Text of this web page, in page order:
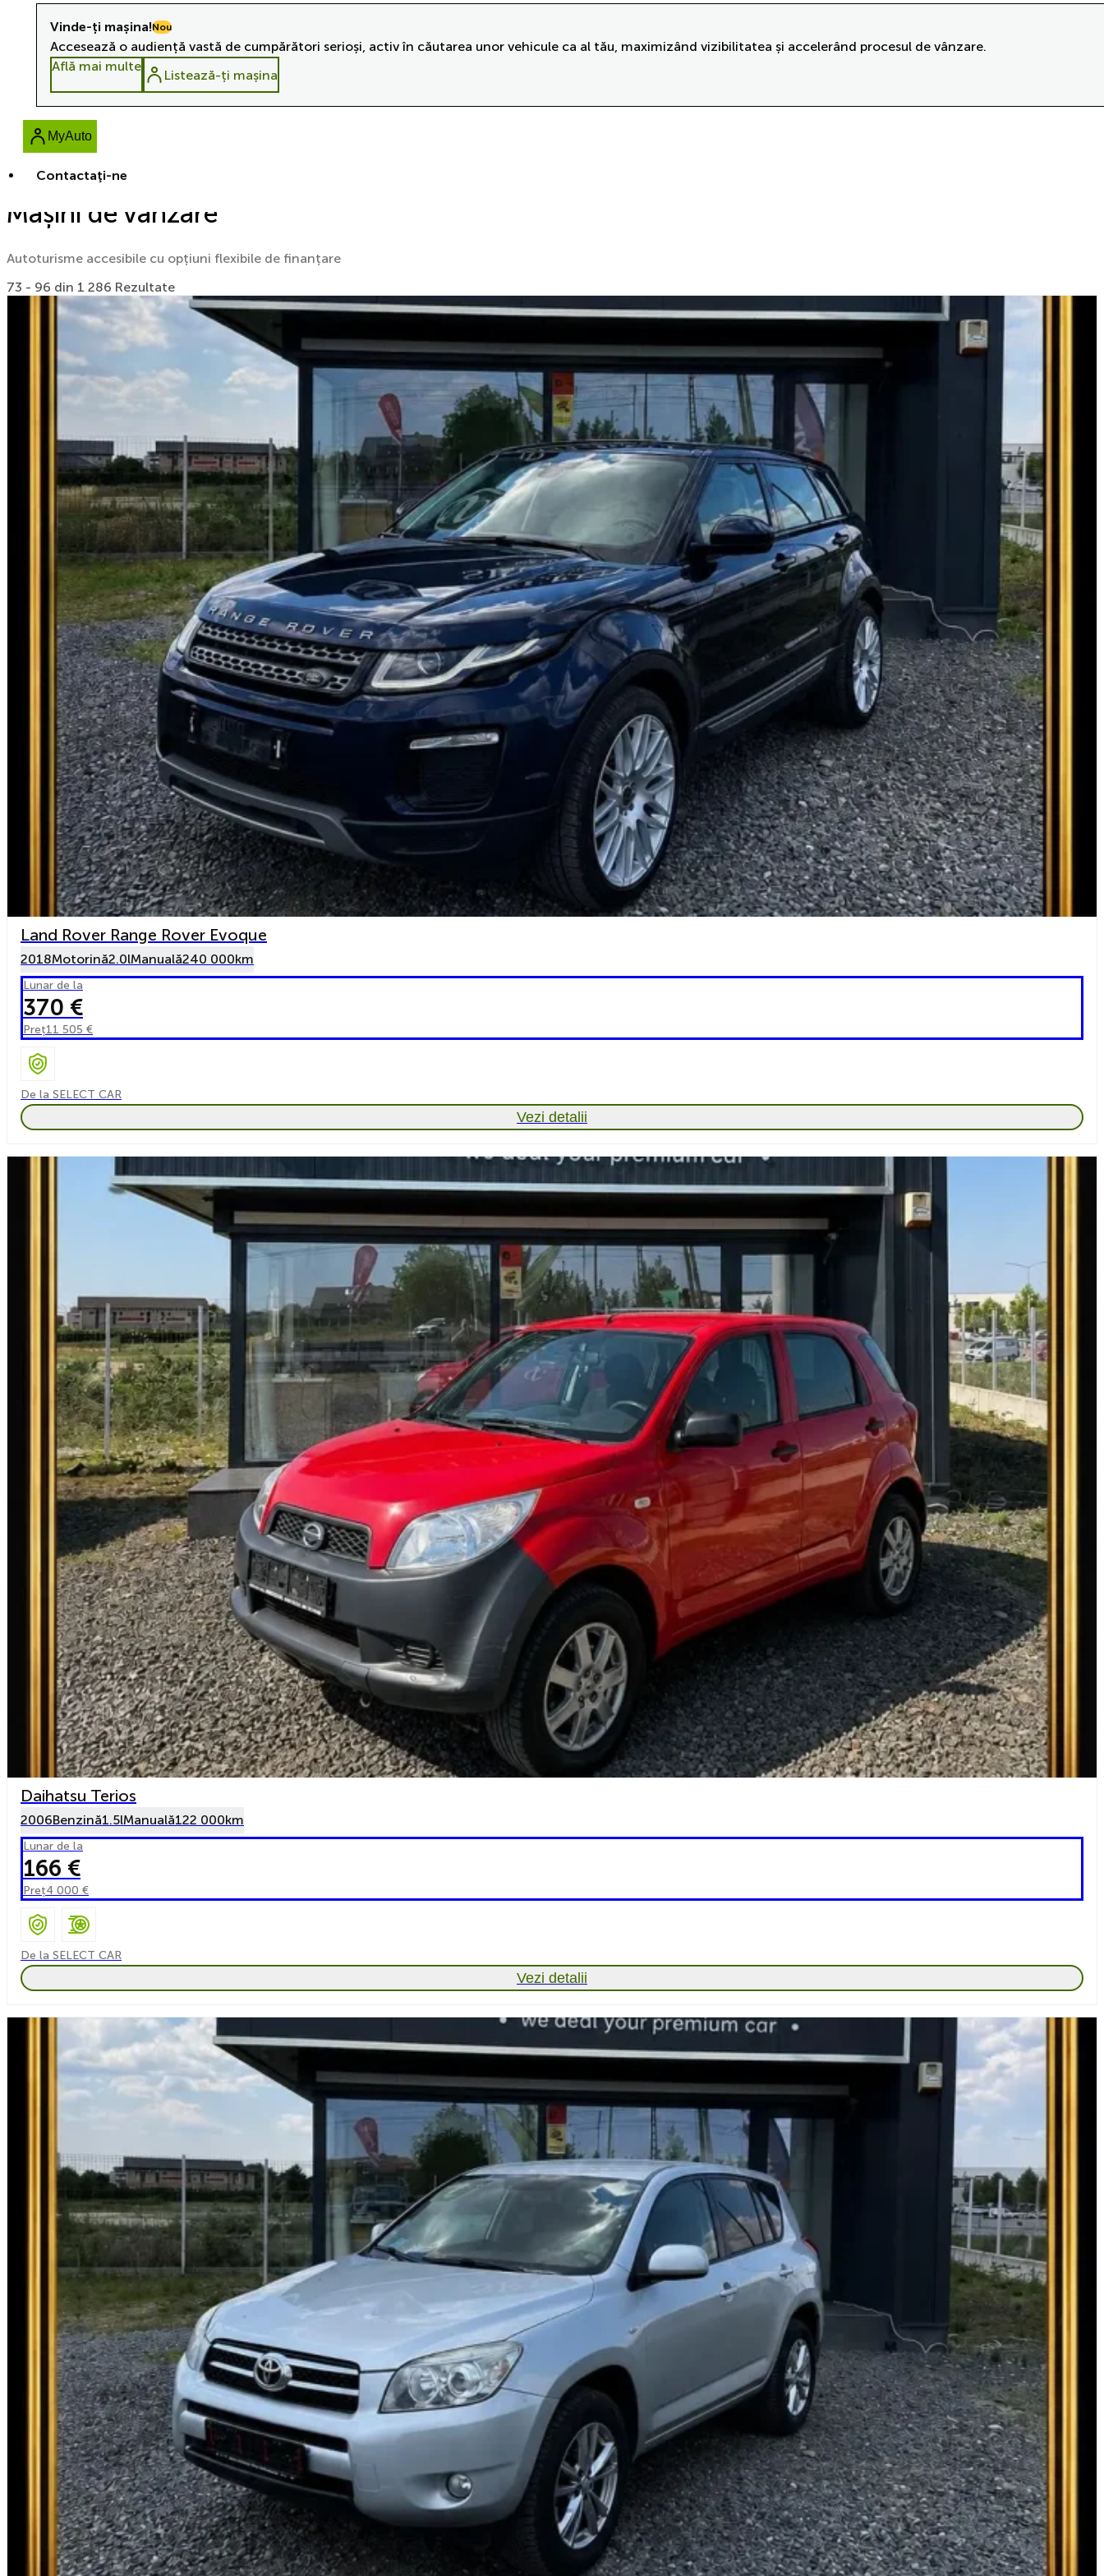
Contactaţi-ne
Vinde-ți mașina!Nou
Accesează o audiență vastă de cumpărători serioși, activ în căutarea unor vehicule ca al tău, maximizând vizibilitatea și accelerând procesul de vânzare.
Află mai multe
Listează-ți mașina
MyAuto
Mașini de vânzare
Autoturisme accesibile cu opțiuni flexibile de finanțare
73 - 96 din 1 286 Rezultate
Land Rover Range Rover Evoque
2018Motorină2.0lManuală240 000km
Lunar de la
370 €
Preț11 505 €
De la SELECT CAR
Vezi detalii
Daihatsu Terios
2006Benzină1.5lManuală122 000km
Lunar de la
166 €
Preț4 000 €
De la SELECT CAR
Vezi detalii